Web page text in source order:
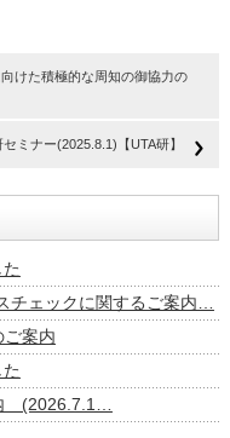
けた積極的な周知の御協力の
ミナー(2025.8.1)【UTA研】
チェックに関するご案内…
ご案内
(2026.7.1…